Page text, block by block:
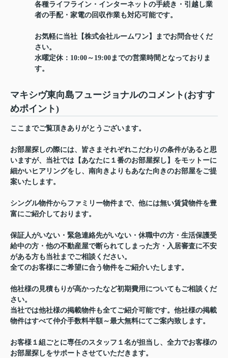
各種ライフライン・インターネットの手続き・引越し業
者の手配・家電の回収作業も対応可能です。
お気軽に当社【株式会社ルームワン】までお問合せくだ
さい。
水曜定休：10:00～19:00までの営業時間となっておりま
す。
マキシヴ東向島フュージョナルのコメント(おすす
めポイント)
ここまでご覧頂きありがとうございます。
お部屋探しの際には、皆さまそれぞれこだわりの条件があると思
いますが、当社では【あなたに１番のお部屋探し】をモットーに
細かいヒアリングをし、南向きよりもあなた向きのお部屋をご提
案いたします。
シングル物件からファミリー物件まで、他には無い賃貸物件を豊
富にご紹介しております。
保証人がいない・緊急連絡先がいない・休職中の方・生活保護受
給中の方・他の不動産屋で断られてしまった方・入居審査に不安
がある方も当社までご相談ください。
全てのお客様にご希望に合う物件をご紹介いたします。
他社様の見積もりが高かったなど初期費用についてもご相談くだ
さい。
当社では他社様の掲載物件も全てご紹介可能です。他社様の掲載
物件はすべて仲介手数料半額～最大無料にてご案内致します。
お客様１組ごとに専任のスタッフ１名が担当し、全力でお客様の
お部屋探しをサポートさせていただきます。